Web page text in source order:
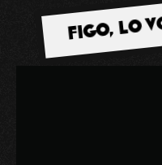
FIGO, LO